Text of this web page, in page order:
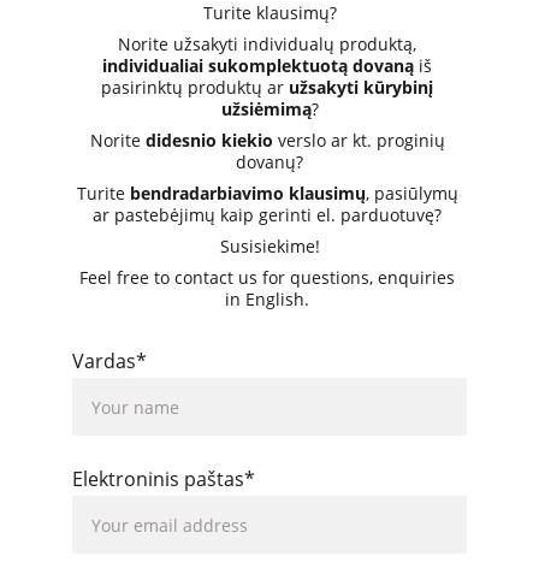
Turite klausimų?
Norite užsakyti individualų produktą,
individualiai sukomplektuotą dovaną iš
pasirinktų produktų ar užsakyti kūrybinį
užsiėmimą?
Norite didesnio kiekio verslo ar kt. proginių
dovanų?
Turite bendradarbiavimo klausimų, pasiūlymų
ar pastebėjimų kaip gerinti el. parduotuvę?
Susisiekime!
Feel free to contact us for questions, enquiries
in English.
Vardas*
Elektroninis paštas*